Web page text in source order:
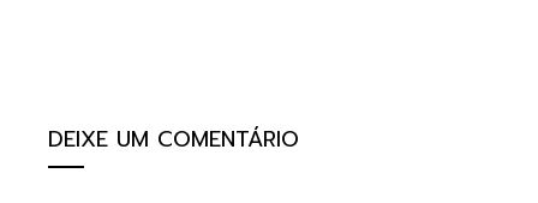
DEIXE UM COMENTÁRIO